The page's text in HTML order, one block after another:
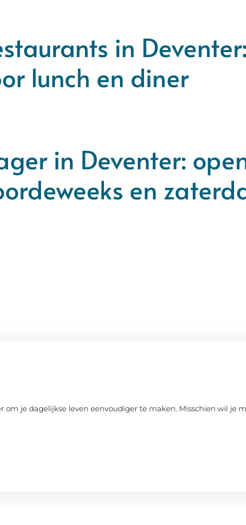
in
lunch en diner
in Deventer:
en
om je dagelijkse leven eenvoudiger te maken. Misschien wil je